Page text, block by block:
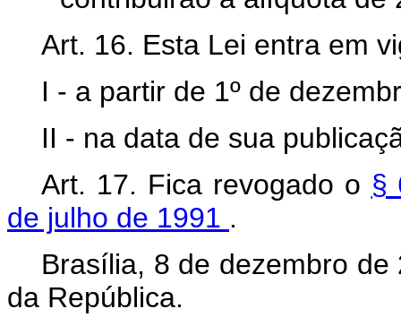
Art. 16. Esta Lei entra em
I - a partir de 1º de
II - na data de sua
Art. 17. Fica revogado o §
de julho de 1991 .
Brasília, 8 de dezembro de
da República.